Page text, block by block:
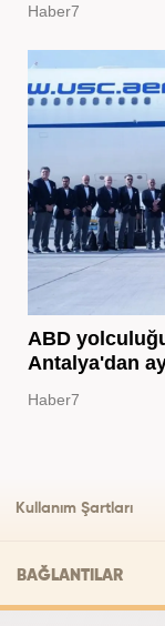
Haber7
ABD
Antalya'dan
Haber7
Kullanım Şartları
BAĞLANTILAR